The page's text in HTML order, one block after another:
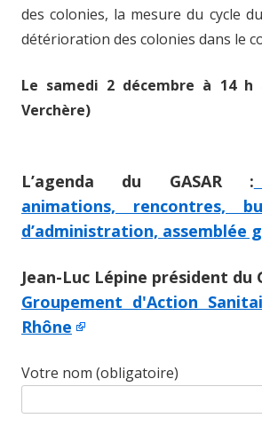
des colonies, la mesure du cycle
détérioration des colonies dans le
Le samedi 2 décembre à 14 h
Verchère)
L’agenda du GASAR :
animations, rencontres,
d’administration, assemblée
Jean-Luc Lépine président du
Groupement d'Action
Rhône
Votre nom (obligatoire)